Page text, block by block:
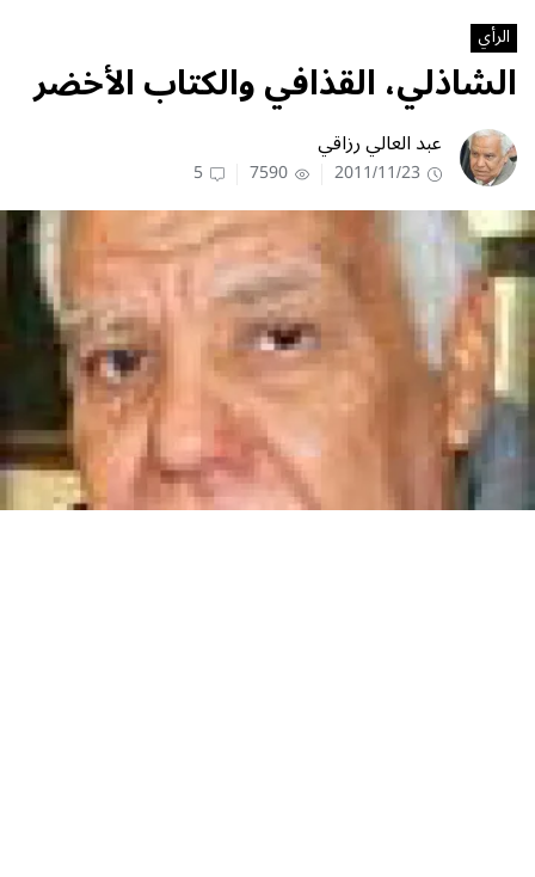
الرأي
الشاذلي،‭ ‬القذافي‭ ‬والكتاب‭ ‬الأخضر
عبد‮ ‬العالي ‬رزاقي
2011/11/23
7590
5